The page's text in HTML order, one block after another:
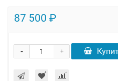
87 500 ₽
+
-